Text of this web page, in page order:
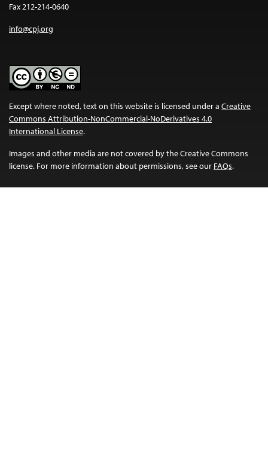
Fax 212-214-0640
info@cpj.org
Except where noted, text on this website is licensed under a Creative
Commons Attribution-NonCommercial-NoDerivatives 4.0
International License.
Images and other media are not covered by the Creative Commons
license. For more information about permissions, see our FAQs.